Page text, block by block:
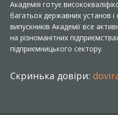
Академія готує
багатьох державних установ і
випускників Академії все
на різноманітних
підприємницького сектору.
Скринька довіри: